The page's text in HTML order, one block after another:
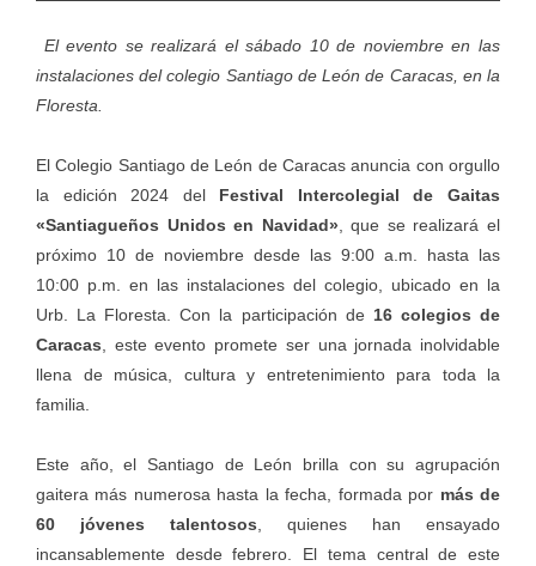
El evento se realizará el sábado 10 de noviembre en las
instalaciones del colegio Santiago de León de Caracas, en la
Floresta.
El Colegio Santiago de León de Caracas anuncia con orgullo
la edición 2024 del Festival Intercolegial de Gaitas
«Santiagueños Unidos en Navidad» , que se realizará el
próximo 10 de noviembre desde las 9:00 a.m. hasta las
10:00 p.m. en las instalaciones del colegio, ubicado en la
Urb. La Floresta. Con la participación de 16 colegios de
Caracas , este evento promete ser una jornada inolvidable
llena de música, cultura y entretenimiento para toda la
familia.
Este año, el Santiago de León brilla con su agrupación
gaitera más numerosa hasta la fecha, formada por más de
60 jóvenes talentosos , quienes han ensayado
incansablemente desde febrero. El tema central de este